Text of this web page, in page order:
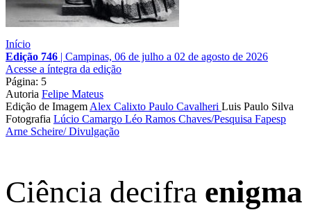
Início
Edição 746 | Campinas, 06 de julho a 02 de agosto de 2026
Acesse a íntegra da edição
Página: 5
Autoria Felipe Mateus
Edição de Imagem Alex Calixto Paulo Cavalheri Luis Paulo Silva
Fotografia Lúcio Camargo Léo Ramos Chaves/Pesquisa Fapesp
Arne Scheire/ Divulgação
Ciência decifra enigma